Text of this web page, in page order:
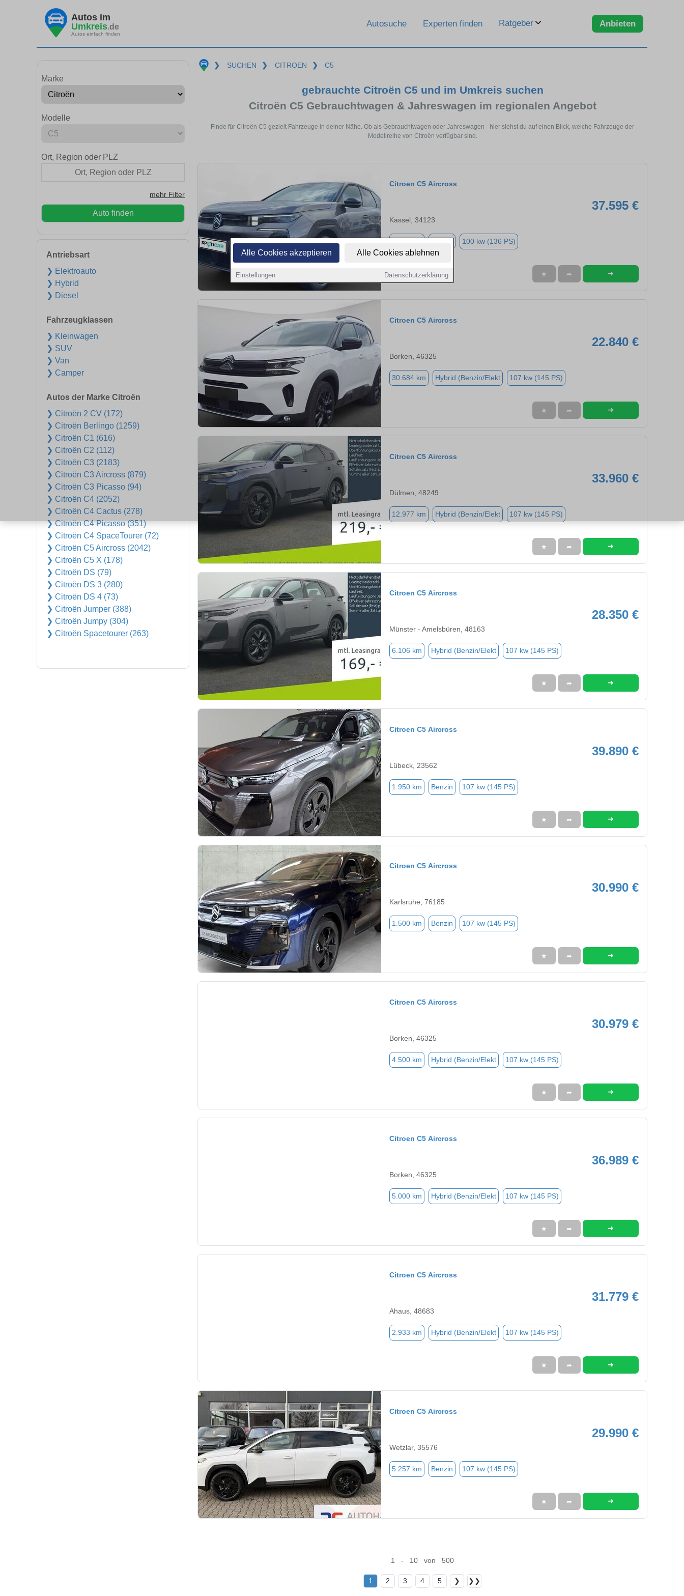
Alle Cookies akzeptieren Alle Cookies ablehnen
Einstellungen Datenschutzerklärung
Autos im
Umkreis.de
Autos einfach finden
Autosuche Experten finden Ratgeber Anbieten
Marke
Modelle
Ort, Region oder PLZ
mehr Filter
Auto finden
Antriebsart
❯ Elektroauto
❯ Hybrid
❯ Diesel
Fahrzeugklassen
❯ Kleinwagen
❯ SUV
❯ Van
❯ Camper
Autos der Marke Citroën
❯ Citroën 2 CV (172)
❯ Citroën Berlingo (1259)
❯ Citroën C1 (616)
❯ Citroën C2 (112)
❯ Citroën C3 (2183)
❯ Citroën C3 Aircross (879)
❯ Citroën C3 Picasso (94)
❯ Citroën C4 (2052)
❯ Citroën C4 Cactus (278)
❯ Citroën C4 Picasso (351)
❯ Citroën C4 SpaceTourer (72)
❯ Citroën C5 Aircross (2042)
❯ Citroën C5 X (178)
❯ Citroën DS (79)
❯ Citroën DS 3 (280)
❯ Citroën DS 4 (73)
❯ Citroën Jumper (388)
❯ Citroën Jumpy (304)
❯ Citroën Spacetourer (263)
❯ SUCHEN ❯ CITROEN ❯ C5
gebrauchte Citroën C5 und im Umkreis suchen
Citroën C5 Gebrauchtwagen & Jahreswagen im regionalen Angebot
Finde für Citroën C5 gezielt Fahrzeuge in deiner Nähe. Ob als Gebrauchtwagen oder Jahreswagen - hier siehst du auf einen Blick, welche Fahrzeuge der
Modellreihe von Citroën verfügbar sind.
Citroen C5 Aircross
37.595 €
Kassel, 34123
100 kw (136 PS)
★ ➦ ➜
Citroen C5 Aircross
22.840 €
Borken, 46325
30.684 km Hybrid (Benzin/Elekt 107 kw (145 PS)
★ ➦ ➜
Citroen C5 Aircross
33.960 €
Dülmen, 48249
12.977 km Hybrid (Benzin/Elekt 107 kw (145 PS)
★ ➦ ➜
Citroen C5 Aircross
28.350 €
Münster - Amelsbüren, 48163
6.106 km Hybrid (Benzin/Elekt 107 kw (145 PS)
★ ➦ ➜
Citroen C5 Aircross
39.890 €
Lübeck, 23562
1.950 km Benzin 107 kw (145 PS)
★ ➦ ➜
Citroen C5 Aircross
30.990 €
Karlsruhe, 76185
1.500 km Benzin 107 kw (145 PS)
★ ➦ ➜
Citroen C5 Aircross
30.979 €
Borken, 46325
4.500 km Hybrid (Benzin/Elekt 107 kw (145 PS)
★ ➦ ➜
Citroen C5 Aircross
36.989 €
Borken, 46325
5.000 km Hybrid (Benzin/Elekt 107 kw (145 PS)
★ ➦ ➜
Citroen C5 Aircross
31.779 €
Ahaus, 48683
2.933 km Hybrid (Benzin/Elekt 107 kw (145 PS)
★ ➦ ➜
Citroen C5 Aircross
29.990 €
Wetzlar, 35576
5.257 km Benzin 107 kw (145 PS)
★ ➦ ➜
1 - 10 von 500
1 2 3 4 5 ❯ ❯❯